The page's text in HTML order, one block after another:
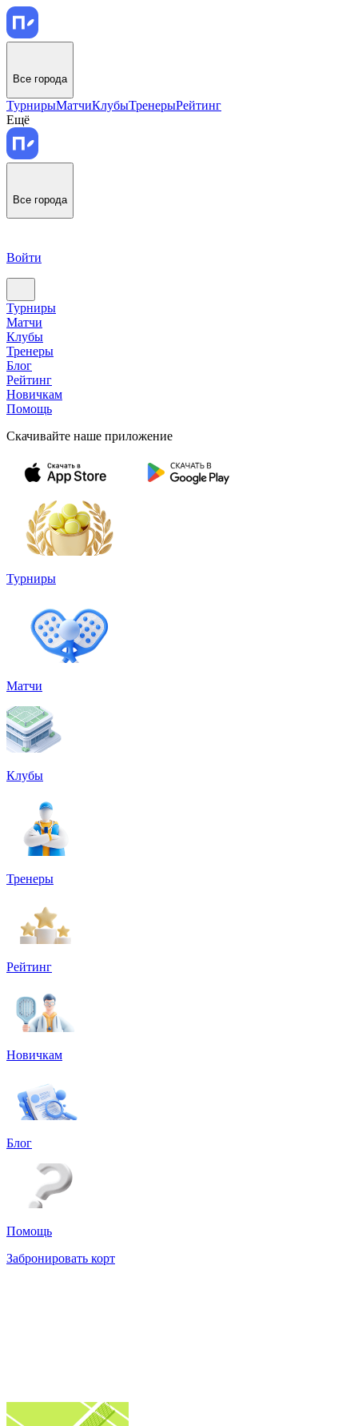
Все города
ТурнирыМатчиКлубыТренерыРейтинг
Ещё
Все города
Войти
Турниры
Матчи
Клубы
Тренеры
Блог
Рейтинг
Новичкам
Помощь
Скачивайте наше приложение
Турниры
Матчи
Клубы
Тренеры
Рейтинг
Новичкам
Блог
Помощь
Забронировать корт